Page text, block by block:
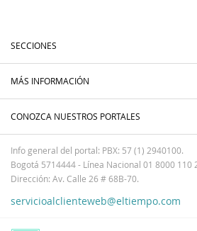
SECCIONES
MÁS INFORMACIÓN
CONOZCA NUESTROS PORTALES
Info general del portal: PBX: 57 (1) 2940100.
Bogotá 5714444 - Línea Nacional 01 8000 110
Dirección: Av. Calle 26 # 68B-70.
servicioalclienteweb@eltiempo.com